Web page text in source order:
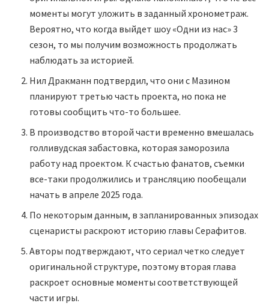
моменты могут уложить в заданный хронометраж.
Вероятно, что когда выйдет шоу «Одни из нас» 3
сезон, то мы получим возможность продолжать
наблюдать за историей.
Нил Дракманн подтвердил, что они с Мазином
планируют третью часть проекта, но пока не
готовы сообщить что-то большее.
В производство второй части временно вмешалась
голливудская забастовка, которая заморозила
работу над проектом. К счастью фанатов, съемки
все-таки продолжились и трансляцию пообещали
начать в апреле 2025 года.
По некоторым данным, в запланированных эпизодах
сценаристы раскроют историю главы Серафитов.
Авторы подтверждают, что сериал четко следует
оригинальной структуре, поэтому вторая глава
раскроет основные моменты соответствующей
части игры.